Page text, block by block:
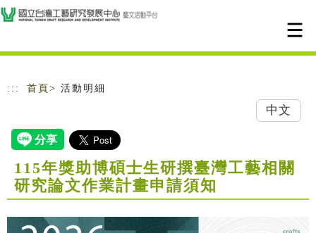
跳到主要內容
網站導覽
::: 首頁 > 活動明細
中文
115年獎助博碩士生研撰臺灣工藝相關
研究論文作業計畫申請須知